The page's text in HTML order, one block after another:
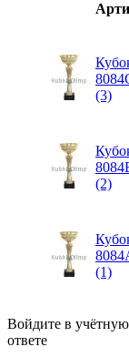
(3)
(2)
(1)
Войдите в
ответе